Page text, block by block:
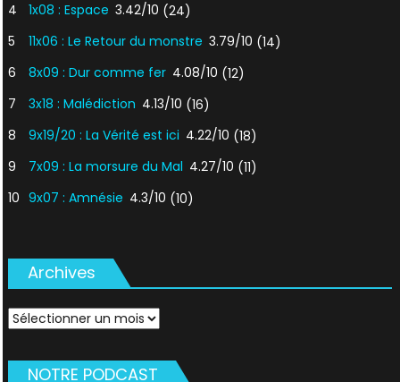
4
1x08 : Espace 3.42/10 (24)
5
11x06 : Le Retour du monstre 3.79/10 (14)
6
8x09 : Dur comme fer 4.08/10 (12)
7
3x18 : Malédiction 4.13/10 (16)
8
9x19/20 : La Vérité est ici 4.22/10 (18)
9
7x09 : La morsure du Mal 4.27/10 (11)
10 9x07 : Amnésie 4.3/10 (10)
Archives
Archives
NOTRE PODCAST